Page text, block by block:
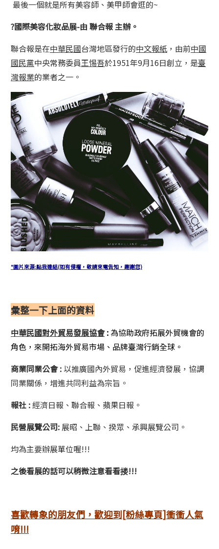
最後一個就是所有美容師、美甲師會逛的~
?國際美容化妝品展-由 聯合報 主辦。
聯合報是在中華民國台灣地區發行的中文報紙 ，由前中國
國民黨中央常務委員王惕吾於1951年9月16日創立，是臺
灣報業的業者之一。
*圖片來源:點我連結(如有侵權，敬請來電告知，謝謝您)
彙整一下上面的資料
中華民國對外貿易發展協會: 為協助政府拓展外貿機會的
角色，來開拓海外貿易市場、品牌臺灣行銷全球。
商業同業公會 : 以推廣國內外貿易，促進經濟發展，協調
同業關係，增進共同利益為宗旨。
報社 :經濟日報、聯合報、蘋果日報。
民營展覽公司: 展昭、上聯、揆眾、承興展覽公司。
均為主要辦展單位喔!!!
之後看展的話可以稍微注意看看搂!!!
喜歡轉象的朋友們，歡迎到[粉絲專頁]衝衝人氣
唷!!!